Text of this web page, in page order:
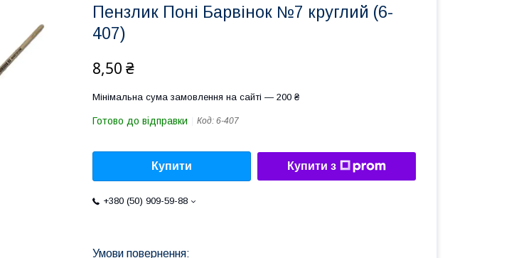
Пензлик Поні Барвінок №7 круглий (6-
407)
8,50 ₴
Мінімальна сума замовлення на сайті — 200 ₴
Готово до відправки Код: 6-407
Купити Купити з
+380 (50) 909-59-88